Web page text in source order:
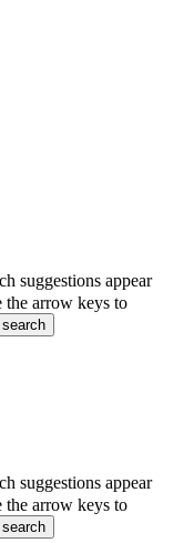
suggestions appear
the arrow keys to
suggestions appear
the arrow keys to